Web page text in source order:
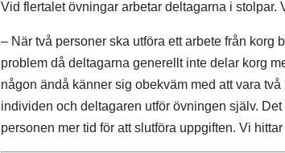
Vid flertalet övningar arbetar deltagarna i
– När två personer ska utföra ett arbete från korg
problem då deltagarna generellt inte delar korg
någon ändå känner sig obekväm med att vara
individen och deltagaren utför övningen själv.
personen mer tid för att slutföra uppgiften. Vi